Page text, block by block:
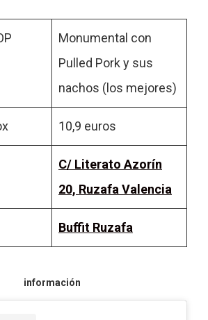
Monumental con
Pulled Pork y sus
nachos (los mejores)
10,9 euros
C/ Literato Azorín
20, Ruzafa Valencia
Buffit Ruzafa
información